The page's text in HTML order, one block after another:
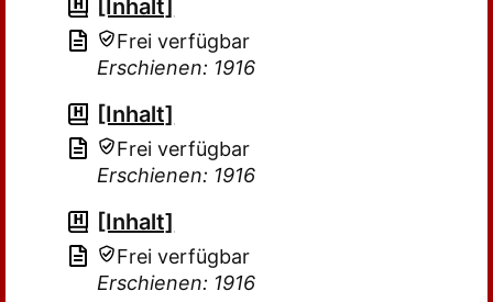
[Inhalt]
Frei verfügbar
Erschienen: 1916
[Inhalt]
Frei verfügbar
Erschienen: 1916
[Inhalt]
Frei verfügbar
Erschienen: 1916